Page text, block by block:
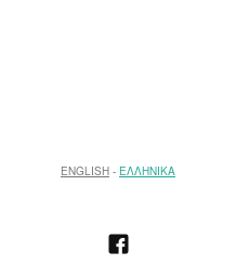
ENGLISH ΕΛΛΗΝΙΚΑ